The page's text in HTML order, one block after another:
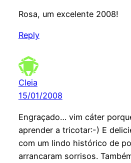
Rosa, um excelente 2008!
Reply
Cleia
15/01/2008
Engraçado… vim cáter
aprender a tricotar:-) E
com um lindo histórico de
arrancaram sorrisos.